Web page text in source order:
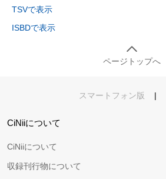
TSVで表示
ISBDで表示
ページトップへ
スマートフォン版 |
CiNiiについて
CiNiiについて
収録刊行物について